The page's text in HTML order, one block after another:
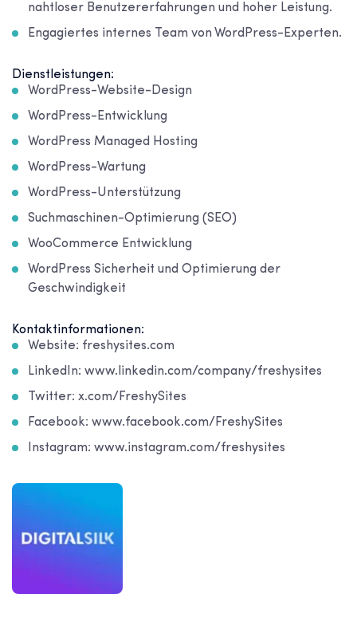
nahtloser Benutzererfahrungen und hoher Leistung.
Engagiertes internes Team von WordPress-Experten.
Dienstleistungen:
WordPress-Website-Design
WordPress-Entwicklung
WordPress Managed Hosting
WordPress-Wartung
WordPress-Unterstützung
Suchmaschinen-Optimierung (SEO)
WooCommerce Entwicklung
WordPress Sicherheit und Optimierung der
Geschwindigkeit
Kontaktinformationen:
Website: freshysites.com
LinkedIn: www.linkedin.com/company/freshysites
Twitter: x.com/FreshySites
Facebook: www.facebook.com/FreshySites
Instagram: www.instagram.com/freshysites